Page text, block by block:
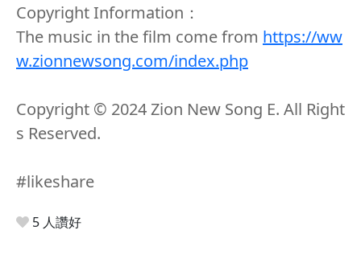
Copyright Information：
The music in the film come from https://ww
w.zionnewsong.com/index.php
Copyright ©️ 2024 Zion New Song E. All Right
s Reserved.
#likeshare
5 人讚好